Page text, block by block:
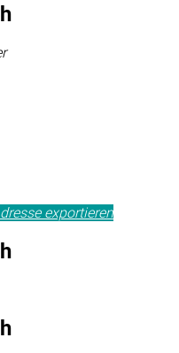
exportieren